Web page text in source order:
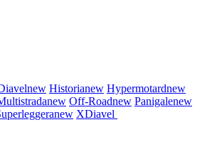
new Historianew Hypermotardnew
new Off-Roadnew Panigalenew
new XDiavel